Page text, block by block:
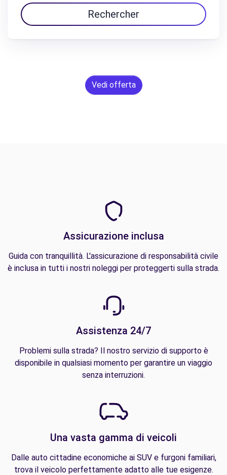
Rechercher
Vedi offerta
Assicurazione inclusa
Guida con tranquillità. L'assicurazione di responsabilità civile
è inclusa in tutti i nostri noleggi per proteggerti sulla strada.
Assistenza 24/7
Problemi sulla strada? Il nostro servizio di supporto è
disponibile in qualsiasi momento per garantire un viaggio
senza interruzioni.
Una vasta gamma di veicoli
Dalle auto cittadine economiche ai SUV e furgoni familiari,
trova il veicolo perfettamente adatto alle tue esigenze.